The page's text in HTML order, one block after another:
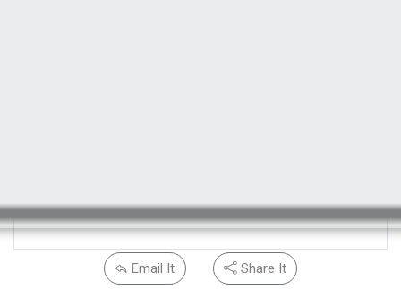
Email It Share It